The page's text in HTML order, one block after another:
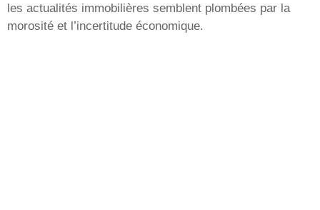
les actualités immobilières semblent plombées par la
morosité et l’incertitude économique.